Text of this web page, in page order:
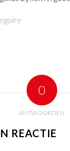
0
ANTWOORDEN
REACTIE